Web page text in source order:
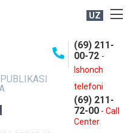
UZ
(69) 211-
00-72 -
Ishonch
telefoni
(69) 211-
72-00 - Call
Center